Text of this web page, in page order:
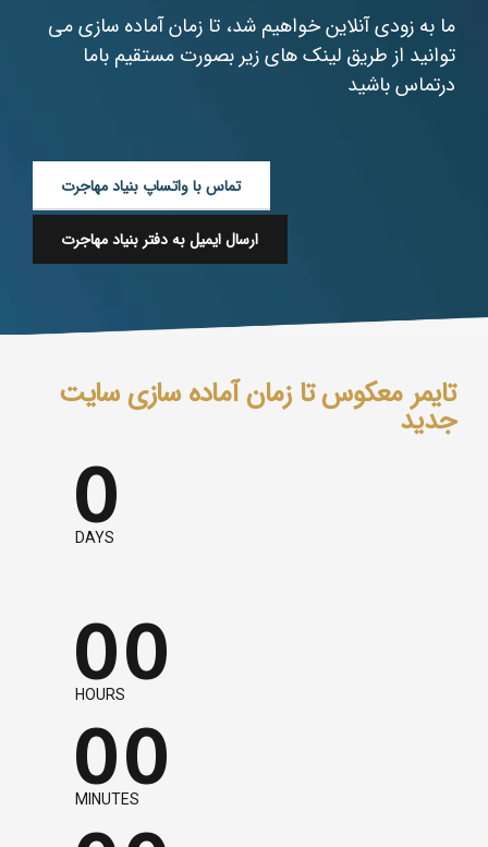
ما به زودی آنلاین خواهیم شد، تا زمان آماده سازی می
توانید از طریق لینک های زیر بصورت مستقیم باما
درتماس باشید
تماس با واتساپ بنیاد مهاجرت
ارسال ایمیل به دفتر بنیاد مهاجرت
تایمر معکوس تا زمان آماده سازی سایت
جدید
0
DAYS
0
0
0
HOURS0
0
0
0
MINUTES0
0